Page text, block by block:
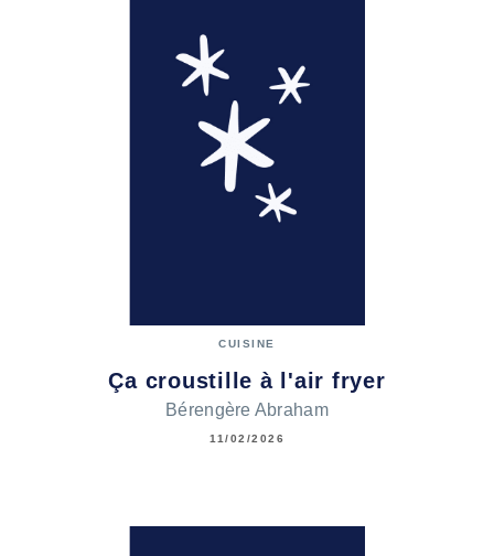
CUISINE
Ça croustille à l'air fryer
Bérengère Abraham
11/02/2026